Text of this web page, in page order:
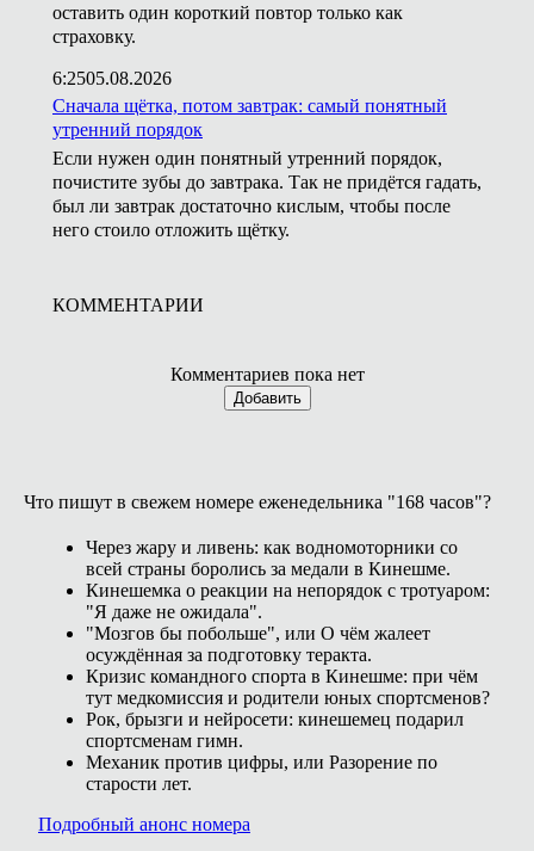
оставить один короткий повтор только как
страховку.
6:2505.08.2026
Сначала щётка, потом завтрак: самый понятный
утренний порядок
Если нужен один понятный утренний порядок,
почистите зубы до завтрака. Так не придётся гадать,
был ли завтрак достаточно кислым, чтобы после
него стоило отложить щётку.
КОММЕНТАРИИ
Комментариев пока нет
Добавить
Что пишут в свежем номере еженедельника "168 часов"?
Через жару и ливень: как водномоторники со
всей страны боролись за медали в Кинешме.
Кинешемка о реакции на непорядок с тротуаром:
"Я даже не ожидала".
"Мозгов бы побольше", или О чём жалеет
осуждённая за подготовку теракта.
Кризис командного спорта в Кинешме: при чём
тут медкомиссия и родители юных спортсменов?
Рок, брызги и нейросети: кинешемец подарил
спортсменам гимн.
Механик против цифры, или Разорение по
старости лет.
Подробный анонс номера